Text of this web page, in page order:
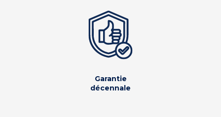
Garantie
décennale